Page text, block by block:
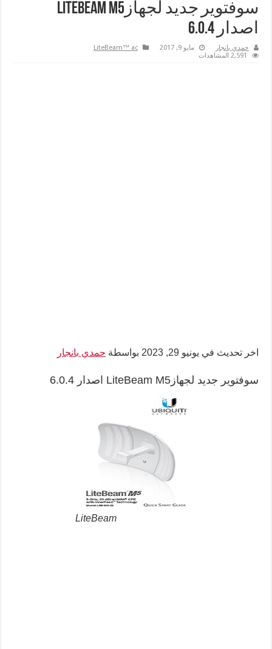
سوفتوير جديد لجهازLiteBeam M5
اصدار 6.0.4
حمدي بانجار مايو 9, 2017
LiteBeam™ ac
2,591 المشاهدات
اخر تحديث في يونيو 29, 2023 بواسطة حمدي بانجار
سوفتوير جديد لجهازLiteBeam M5 اصدار 6.0.4
LiteBeam